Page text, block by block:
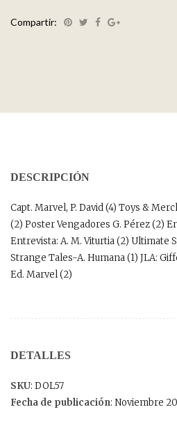
Compartir:
DESCRIPCIÓN
Capt. Marvel, P. David (4) Toys &
(2) Poster Vengadores G. Pérez (2)
Entrevista: A. M. Viturtia (2) Ultimate
Strange Tales-A. Humana (1) JLA:
Ed. Marvel (2)
DETALLES
SKU: DOL57
Fecha de publicación: Noviembre